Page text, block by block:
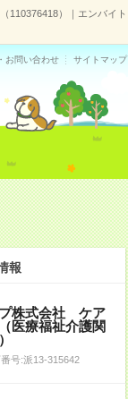
110376418）｜エンバイト
お問い合わせ サイトマップ
報
株式会社 ケア
医療福祉介護関
号:派13-315642